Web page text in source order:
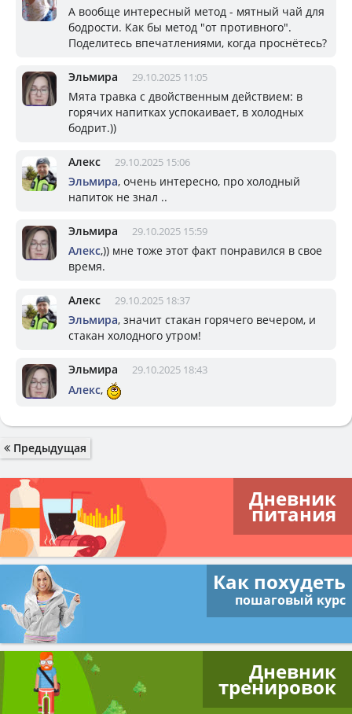
А вообще интересный метод - мятный чай для
бодрости. Как бы метод "от противного".
Поделитесь впечатлениями, когда проснётесь?
Эльмира 29.10.2025 11:05
Мята травка с двойственным действием: в
горячих напитках успокаивает, в холодных
бодрит.))
Алекс 29.10.2025 15:06
Эльмира, очень интересно, про холодный
напиток не знал ..
Эльмира 29.10.2025 15:59
Алекс,)) мне тоже этот факт понравился в свое
время.
Алекс 29.10.2025 18:37
Эльмира, значит стакан горячего вечером, и
стакан холодного утром!
Эльмира 29.10.2025 18:43
Алекс,
Предыдущая
Дневник
питания
Как похудеть
пошаговый курс
Дневник
тренировок